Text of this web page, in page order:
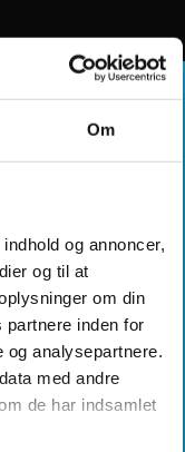
Om
og annoncer,
og til at
om din
inden for
analysepartnere.
med andre
de har indsamlet